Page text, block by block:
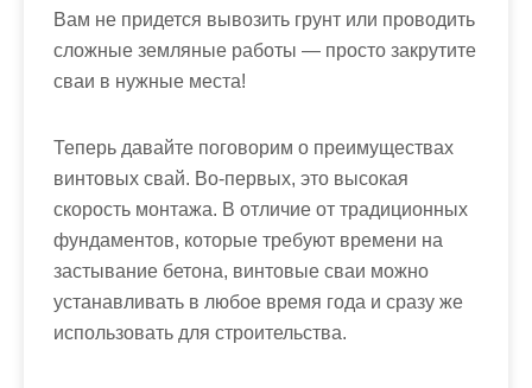
Вам не придется вывозить грунт или проводить
сложные земляные работы — просто закрутите
сваи в нужные места!
Теперь давайте поговорим о преимуществах
винтовых свай. Во-первых, это высокая
скорость монтажа. В отличие от традиционных
фундаментов, которые требуют времени на
застывание бетона, винтовые сваи можно
устанавливать в любое время года и сразу же
использовать для строительства.